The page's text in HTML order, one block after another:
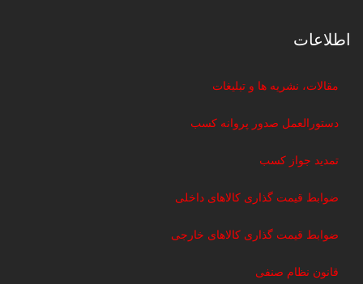
اطلاعات
مقالات، نشریه ها و تبلیغات
دستورالعمل صدور پروانه کسب
تمدید جواز کسب
ضوابط قیمت گذاری کالاهای داخلی
ضوابط قیمت گذاری کالاهای خارجی
قانون نظام صنفی